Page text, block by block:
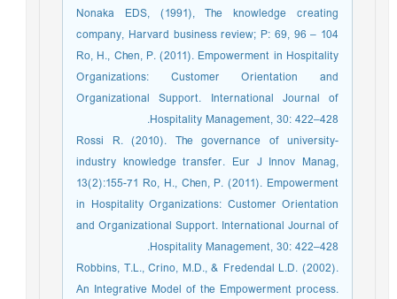
Nonaka EDS, (1991), The knowledge creating
company, Harvard business review; P: 69, 96 – 104
Ro, H., Chen, P. (2011). Empowerment in Hospitality
Organizations: Customer Orientation and
Organizational Support. International Journal of
Hospitality Management, 30: 422–428.
Rossi R. (2010). The governance of university-
industry knowledge transfer. Eur J Innov Manag,
13(2):155-71 Ro, H., Chen, P. (2011). Empowerment
in Hospitality Organizations: Customer Orientation
and Organizational Support. International Journal of
Hospitality Management, 30: 422–428.
Robbins, T.L., Crino, M.D., & Fredendal L.D. (2002).
An Integrative Model of the Empowerment process.